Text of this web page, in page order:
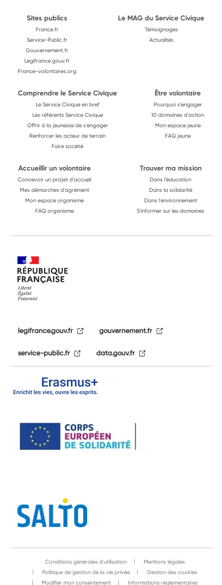
Sites publics
France.fr
Service-Public.fr
Gouvernement.fr
Legifrance.gouv.fr
France-volontaires.org
Le MAG du Service Civique
Témoignages
Actualités
Comprendre le Service Civique
Le Service Civique en bref
Les référents Service Civique
Offrir à la jeunesse de s'engager
Renforcer les acteur de terrain
Faire société
Être volontaire
Pourquoi s'engager
10 domaines d'action
Mon espace jeune
FAQ jeune
Accueillir un volontaire
Concevoir un projet d'accueil
Mes démarches d'agrément
Mon espace organisme
FAQ organisme
Trouver ma mission
Dans l'éducation
Dans la solidarité
Dans l'environnement
S'informer sur les domaines
legifrance.gouv.fr gouvernement.fr
service-public.fr data.gouv.fr
Conditions générales d'utilisation
Mentions légales
Politique de gestion de la vie privée
Gestion des cookies
Modifier mon consentement
Informations réglementaires